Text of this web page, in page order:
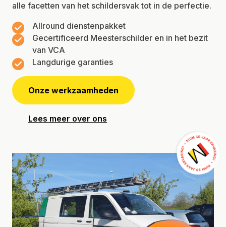
alle facetten van het schildersvak tot in de perfectie.
Allround dienstenpakket
Gecertificeerd Meesterschilder en in het bezit
van VCA
Langdurige garanties
Onze werkzaamheden
Lees meer over ons